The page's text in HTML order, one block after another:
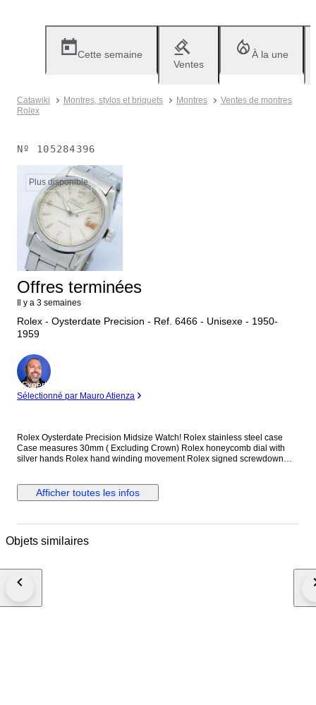
Cette semaine
Ventes
À la une
Catawiki Montres, stylos et briquets Montres
Ventes de montres
Rolex
Nº 105284396
Plus disponible
Offres terminées
Il y a 3 semaines
Rolex - Oysterdate Precision - Ref. 6466 - Unisexe - 1950-
1959
Expert
Sélectionné par Mauro Atienza
Rolex Oysterdate Precision Midsize Watch! Rolex stainless steel case
Case measures 30mm ( Excluding Crown) Rolex honeycomb dial with
silver hands Rolex hand winding movement Rolex signed screwdown
guaranteed to be genuine Rolex. Shipping by Fedex, DHL or EMS
depending on destination We are not responsible for any customs delays
winning bidder decides to cancel / withdraw they will bear risk , cost of all
Afficher toutes les infos
Objets similaires